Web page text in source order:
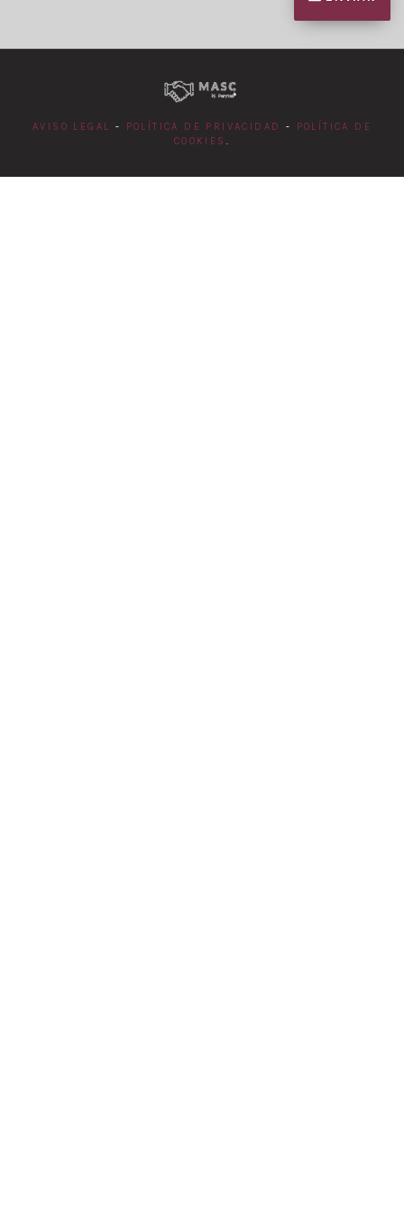
AVISO LEGAL - POLÍTICA DE PRIVACIDAD -
POLÍTICA DE
COOKIES